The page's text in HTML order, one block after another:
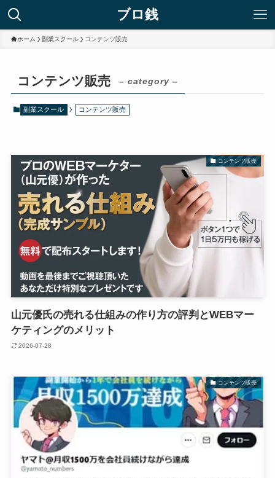
ブロ銭
ホーム 副業スクール コンテンツ販売
コンテンツ販売 – category –
副業スクール コンテンツ販売
コンテンツ販売
山元優氏の売れる仕組みの作り方の評判とWEBマー
ケティングのメリット
2026-07-28
コンテンツ販売